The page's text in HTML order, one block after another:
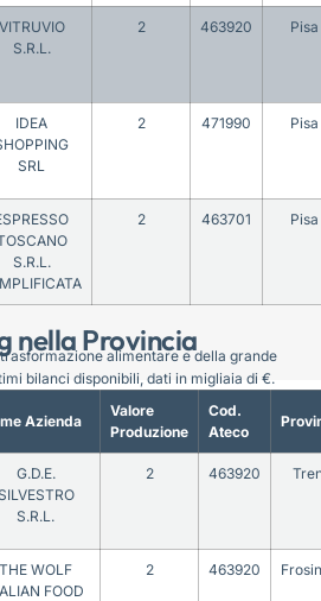
nella Provincia
VITRUVIO
S.R.L.
2 463920 Pisa
IDEA
SRL
2 471990 Pisa
S.R.L.
2 463701 Pisa
Azienda
Valore
Produzione
Cod.
Ateco
G.D.E.
SILVESTRO
S.R.L.
2 463920
THE WOLF
FOOD
2 463920
alimentare e della grande
bilanci disponibili, dati in migliaia di €.